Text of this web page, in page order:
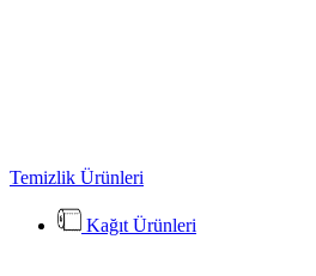
Temizlik Ürünleri
Kağıt Ürünleri